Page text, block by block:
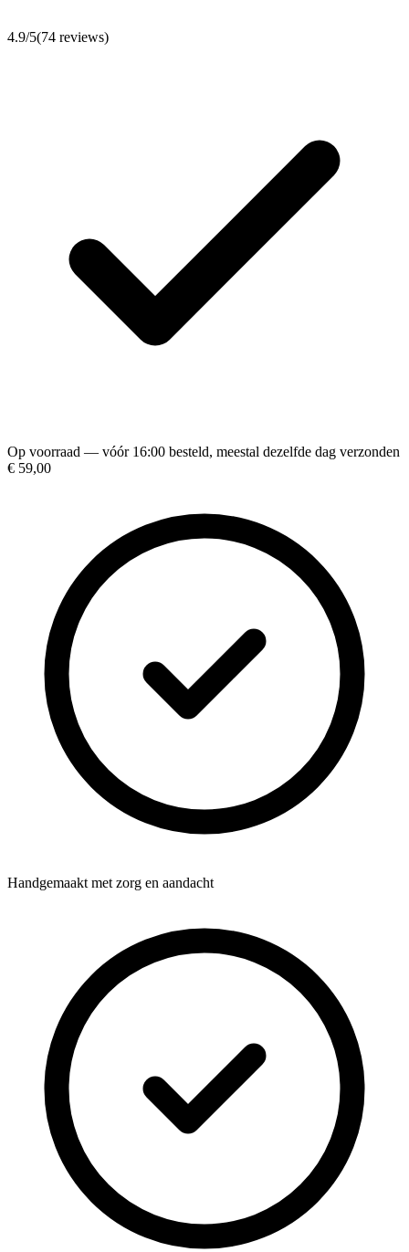
4.9/5(74 reviews)
Op voorraad — vóór 16:00 besteld, meestal dezelfde dag verzonden
€ 59,00
Handgemaakt met zorg en aandacht